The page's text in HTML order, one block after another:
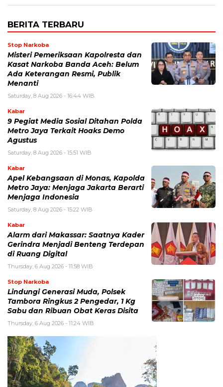
BERITA TERBARU
Stop Narkoba
Misteri Pemeriksaan Kapolresta dan
Kasat Narkoba Banda Aceh: Belum
Ada Keterangan Resmi, Publik
Menanti
Saturday, 8 Aug 2026 - 16:44 WIB
Kabar
9 Pegiat Media Sosial Ditahan Polda
Metro Jaya Terkait Hoaks Demo
Agustus
Saturday, 8 Aug 2026 - 15:51 WIB
Kabar
Apel Kebangsaan di Monas, Kapolda
Metro Jaya: Menjaga Jakarta Berarti
Menjaga Indonesia
Saturday, 8 Aug 2026 - 15:22 WIB
Kabar
Alarm dari Makassar: Saatnya Kader
Gerindra Menjadi Benteng Terdepan
di Ruang Digital
Thursday, 6 Aug 2026 - 11:58 WIB
Stop Narkoba
Lindungi Generasi Muda, Polsek
Tambora Ringkus 2 Pengedar, 1 Kg
Sabu dan Ribuan Obat Keras Disita
Thursday, 6 Aug 2026 - 11:24 WIB